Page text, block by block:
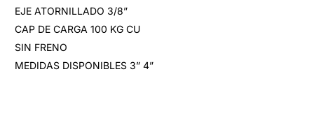
EJE ATORNILLADO 3/8”
CAP DE CARGA 100 KG CU
SIN FRENO
MEDIDAS DISPONIBLES 3” 4”